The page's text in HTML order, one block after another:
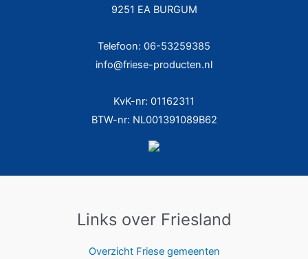
9251 EA BURGUM
Telefoon: 06-53259385
info@friese-producten.nl
KvK-nr: 01162311
BTW-nr: NL001391089B62
Links over Friesland
Overzicht Friese gemeenten